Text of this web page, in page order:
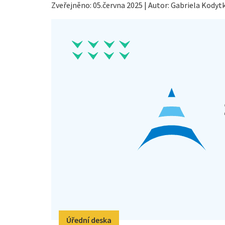
Zveřejněno: 05.června 2025 | Autor: Gabriela
Úřední deska